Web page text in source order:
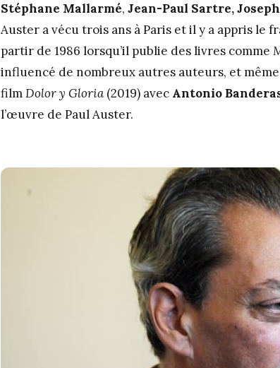
Stéphane Mallarmé, Jean-Paul Sartre,
Auster a vécu trois ans à Paris et il y a appris le
partir de 1986 lorsqu’il publie des livres comme
influencé de nombreux autres auteurs, et
filmDolor y Gloria (2019) avec Antonio
l’œuvre de Paul Auster.